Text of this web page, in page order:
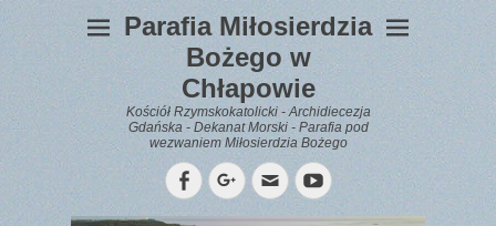
Parafia Miłosierdzia
Bożego w
Chłapowie
Kościół Rzymskokatolicki - Archidiecezja
Gdańska - Dekanat Morski - Parafia pod
wezwaniem Miłosierdzia Bożego
FacebookGoogleplus
EmailYouTube